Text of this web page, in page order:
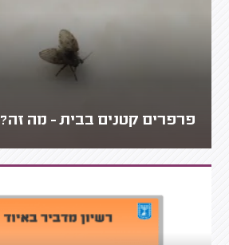
פרפרים קטנים בבית - מה זה?